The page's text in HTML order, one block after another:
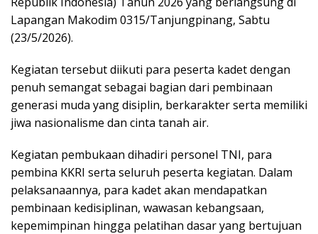
Lapangan Makodim 0315/Tanjungpinang, Sabtu
(23/5/2026).
Kegiatan tersebut diikuti para peserta kadet dengan
penuh semangat sebagai bagian dari pembinaan
generasi muda yang disiplin, berkarakter serta memiliki
jiwa nasionalisme dan cinta tanah air.
Kegiatan pembukaan dihadiri personel TNI, para
pembina KKRI serta seluruh peserta kegiatan. Dalam
pelaksanaannya, para kadet akan mendapatkan
pembinaan kedisiplinan, wawasan kebangsaan,
kepemimpinan hingga pelatihan dasar yang bertujuan